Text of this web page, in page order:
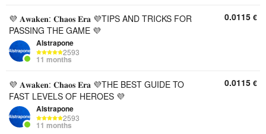
💜 𝐀𝐰𝐚𝐤𝐞𝐧: 𝐂𝐡𝐚𝐨𝐬 𝐄𝐫𝐚 💜TIPS AND TRICKS FOR
PASSING THE GAME 💜
Alstrapone
2593
11 months
0.0115 €
💜 𝐀𝐰𝐚𝐤𝐞𝐧: 𝐂𝐡𝐚𝐨𝐬 𝐄𝐫𝐚 💜THE BEST GUIDE TO
FAST LEVELS OF HEROES 💜
Alstrapone
2593
11 months
0.0115 €